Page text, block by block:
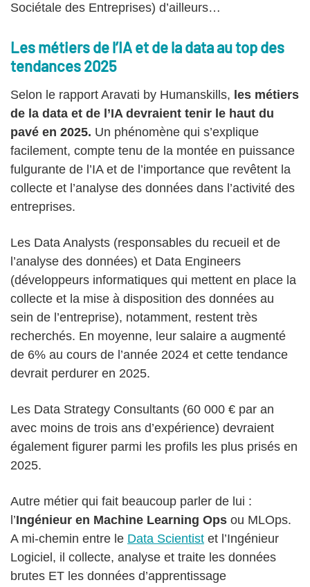
Sociétale des Entreprises) d’ailleurs…
Les métiers de l’IA et de la data au top des
tendances 2025
Selon le rapport Aravati by Humanskills, les métiers
de la data et de l’IA devraient tenir le haut du
pavé en 2025. Un phénomène qui s’explique
facilement, compte tenu de la montée en puissance
fulgurante de l’IA et de l’importance que revêtent la
collecte et l’analyse des données dans l’activité des
entreprises.
Les Data Analysts (responsables du recueil et de
l’analyse des données) et Data Engineers
(développeurs informatiques qui mettent en place la
collecte et la mise à disposition des données au
sein de l’entreprise), notamment, restent très
recherchés. En moyenne, leur salaire a augmenté
de 6% au cours de l’année 2024 et cette tendance
devrait perdurer en 2025.
Les Data Strategy Consultants (60 000 € par an
avec moins de trois ans d’expérience) devraient
également figurer parmi les profils les plus prisés en
2025.
Autre métier qui fait beaucoup parler de lui :
l’Ingénieur en Machine Learning Ops ou MLOps.
A mi-chemin entre le Data Scientist et l’Ingénieur
Logiciel, il collecte, analyse et traite les données
brutes ET les données d’apprentissage